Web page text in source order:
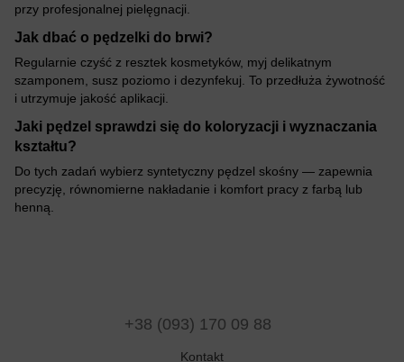
przy profesjonalnej pielęgnacji.
Jak dbać o pędzelki do brwi?
Regularnie czyść z resztek kosmetyków, myj delikatnym
szamponem, susz poziomo i dezynfekuj. To przedłuża żywotność
i utrzymuje jakość aplikacji.
Jaki pędzel sprawdzi się do koloryzacji i wyznaczania
kształtu?
Do tych zadań wybierz syntetyczny pędzel skośny — zapewnia
precyzję, równomierne nakładanie i komfort pracy z farbą lub
henną.
+38 (093) 170 09 88
Kontakt